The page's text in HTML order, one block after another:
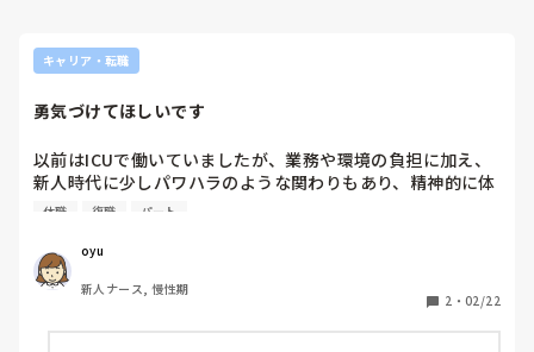
キャリア・転職
勇気づけてほしいです
以前はICUで働いていましたが、業務や環境の負担に加え、
新人時代に少しパワハラのような関わりもあり、精神的に体
調を崩して休職することになりました。その後約1年休職
休職中は精神科のデイケアに通いながら自分と向き合い、
HSP気質やASD傾向など、自分の特性について理解を深める
るのではなく、自分に合った働き方をしていきたいと思うよ
休職 復職 パート
oyu
新人ナース, 慢性期
2 ・ 02/22